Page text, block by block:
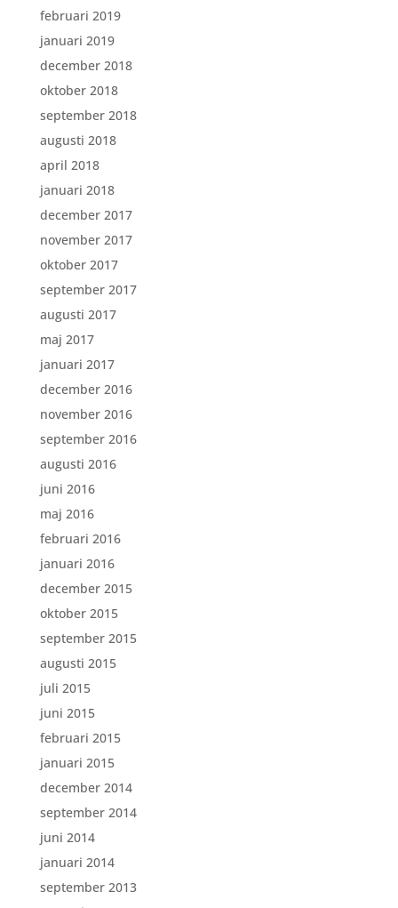
februari 2019
januari 2019
december 2018
oktober 2018
september 2018
augusti 2018
april 2018
januari 2018
december 2017
november 2017
oktober 2017
september 2017
augusti 2017
maj 2017
januari 2017
december 2016
november 2016
september 2016
augusti 2016
juni 2016
maj 2016
februari 2016
januari 2016
december 2015
oktober 2015
september 2015
augusti 2015
juli 2015
juni 2015
februari 2015
januari 2015
december 2014
september 2014
juni 2014
januari 2014
september 2013